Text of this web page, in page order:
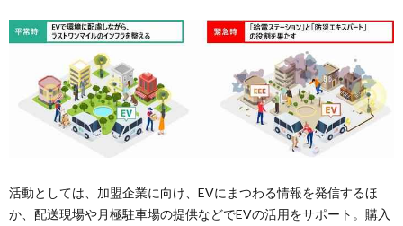
活動としては、加盟企業に向け、EVにまつわる情報を発信するほ
か、配送現場や月極駐車場の提供などでEVの活用をサポート。購入